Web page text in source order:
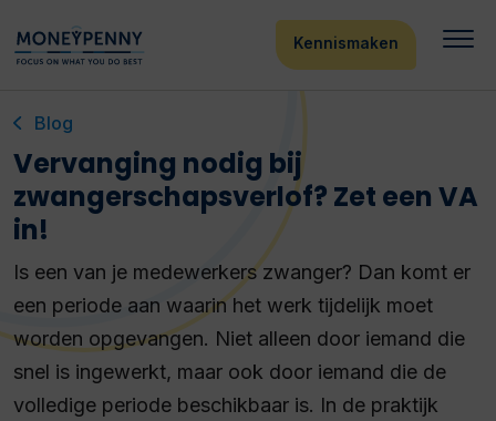
Kennismaken
Blog
Vervanging nodig bij
zwangerschapsverlof? Zet een VA
in!
Is een van je medewerkers zwanger? Dan komt er
een periode aan waarin het werk tijdelijk moet
worden opgevangen. Niet alleen door iemand die
snel is ingewerkt, maar ook door iemand die de
volledige periode beschikbaar is. In de praktijk